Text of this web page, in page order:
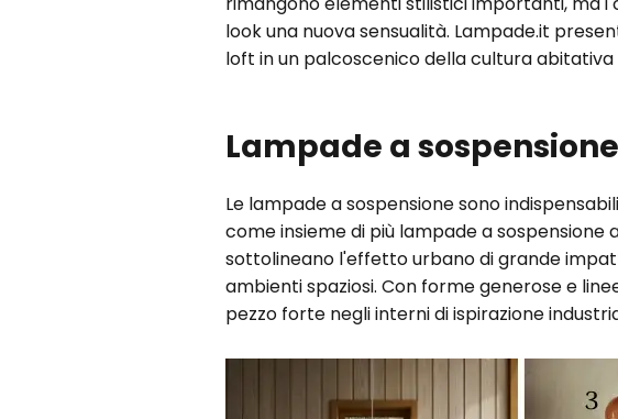
look una nuova sensualità. Lampade.it
loft in un palcoscenico della cultura abitativa
Lampade a
Le lampade a sospensione sono
come insieme di più lampade a
sottolineano l'effetto urbano di grande
ambienti spaziosi. Con forme generose e
pezzo forte negli interni di ispirazione